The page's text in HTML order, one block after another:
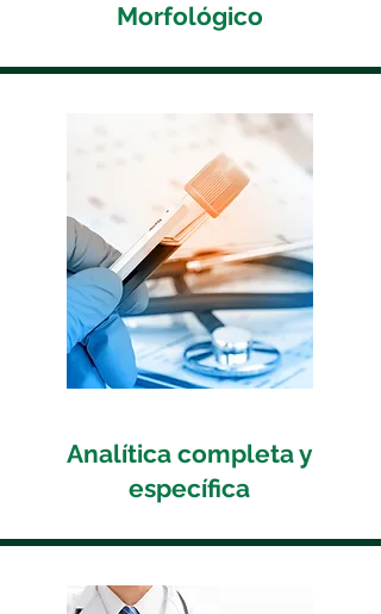
Morfológico
Analítica completa y
específica